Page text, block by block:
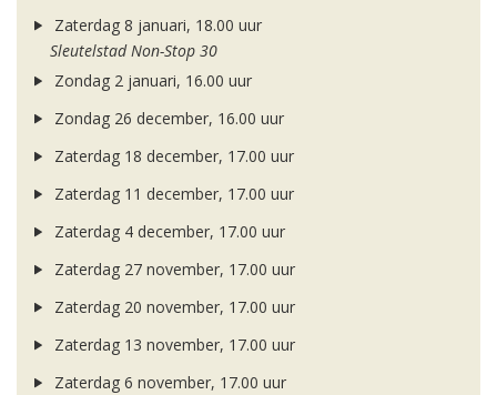
Zaterdag 8 januari, 18.00 uur
Sleutelstad Non-Stop 30
Zondag 2 januari, 16.00 uur
Zondag 26 december, 16.00 uur
Zaterdag 18 december, 17.00 uur
Zaterdag 11 december, 17.00 uur
Zaterdag 4 december, 17.00 uur
Zaterdag 27 november, 17.00 uur
Zaterdag 20 november, 17.00 uur
Zaterdag 13 november, 17.00 uur
Zaterdag 6 november, 17.00 uur